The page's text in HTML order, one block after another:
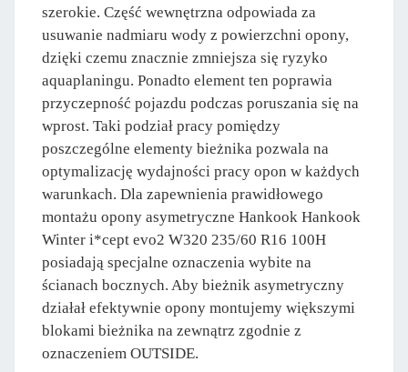
szerokie. Część wewnętrzna odpowiada za
usuwanie nadmiaru wody z powierzchni opony,
dzięki czemu znacznie zmniejsza się ryzyko
aquaplaningu. Ponadto element ten poprawia
przyczepność pojazdu podczas poruszania się na
wprost. Taki podział pracy pomiędzy
poszczególne elementy bieżnika pozwala na
optymalizację wydajności pracy opon w każdych
warunkach. Dla zapewnienia prawidłowego
montażu opony asymetryczne Hankook Hankook
Winter i*cept evo2 W320 235/60 R16 100H
posiadają specjalne oznaczenia wybite na
ścianach bocznych. Aby bieżnik asymetryczny
działał efektywnie opony montujemy większymi
blokami bieżnika na zewnątrz zgodnie z
oznaczeniem OUTSIDE.